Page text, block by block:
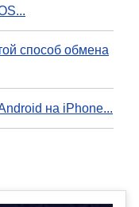
способ обмена
на iPhone...